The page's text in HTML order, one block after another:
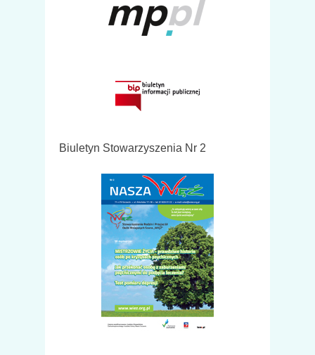
Biuletyn Stowarzyszenia Nr 2